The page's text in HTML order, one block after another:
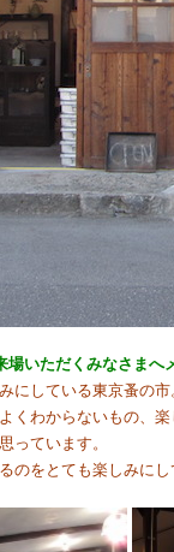
場いただくみなさまへ
にしている東京蚤の市
くわからないもの、
っています。
のをとても楽しみに